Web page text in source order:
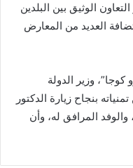
الوثيق بين البلدين
العديد من المعارض
وزير الدولة
بنجاح زيارة الدكتور
المرافق له، وأن